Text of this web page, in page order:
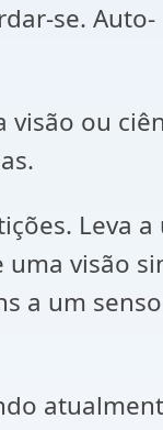
se. Auto-
ou
Leva a
visão
a um